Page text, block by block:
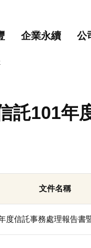
企業永續 公
託101年
文件名稱
度信託事務處理報告書